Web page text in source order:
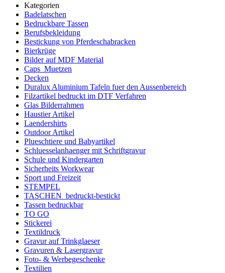
Kategorien
Badelatschen
Bedruckbare Tassen
Berufsbekleidung
Bestickung von Pferdeschabracken
Bierkrüge
Bilder auf MDF Material
Caps_Muetzen
Decken
Duralux Aluminium Tafeln fuer den Aussenbereich
Filzartikel bedruckt im DTF Verfahren
Glas Bilderrahmen
Haustier Artikel
Laendershirts
Outdoor Artikel
Plueschtiere und Babyartikel
Schluesselanhaenger mit Schriftgravur
Schule und Kindergarten
Sicherheits Workwear
Sport und Freizeit
STEMPEL
TASCHEN_bedruckt-bestickt
Tassen bedruckbar
TO GO
Stickerei
Textildruck
Gravur auf Trinkglaeser
Gravuren & Lasergravur
Foto- & Werbegeschenke
Textilien